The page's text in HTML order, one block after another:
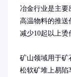
冶金行业是主
高温物料的推送
减少10起以上烫
矿山领域用于矿
松软矿堆上易陷